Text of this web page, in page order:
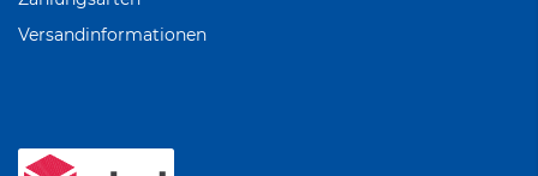
Versandinformationen